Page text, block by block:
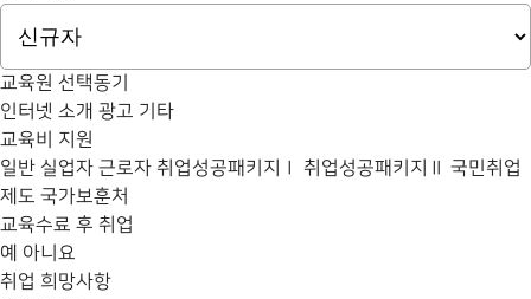
교육원 선택동기
인터넷 소개 광고 기타
교육비 지원
일반 실업자 근로자 취업성공패키지Ⅰ 취업성공패키지Ⅱ
국민취업
제도 국가보훈처
교육수료 후 취업
예 아니요
취업 희망사항